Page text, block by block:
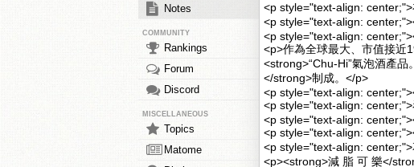
Notes
COMMUNITY
Rankings
Forum
Discord
MISCELLANEOUS
Topics
Matome
<p style="text-align:
<p style="text-align:
<p style="text-align:
<p>作為全球最大、市值接近
<strong>“Chu-Hi”氣泡酒產
</strong>制成。</p>
<p style="text-align:
<p style="text-align:
<p style="text-align:
<p style="text-align:
<p style="text-align:
<p><strong>減 脂 可 樂</